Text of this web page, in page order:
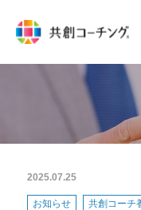
2025.07.25
お知らせ 共創コーチ